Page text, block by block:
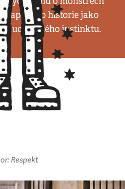
zapsat do historie jako
instinktu.
Respekt